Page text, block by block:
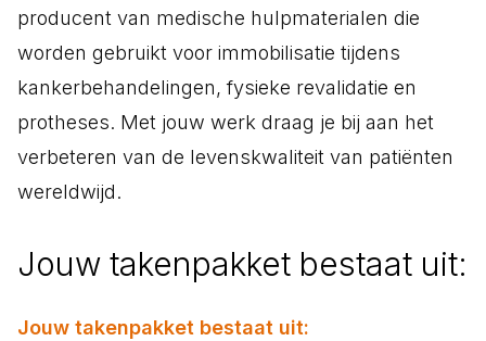
producent van medische hulpmaterialen die
worden gebruikt voor immobilisatie tijdens
kankerbehandelingen, fysieke revalidatie en
protheses. Met jouw werk draag je bij aan het
verbeteren van de levenskwaliteit van patiënten
wereldwijd.
Jouw takenpakket bestaat uit:
Jouw takenpakket bestaat uit: